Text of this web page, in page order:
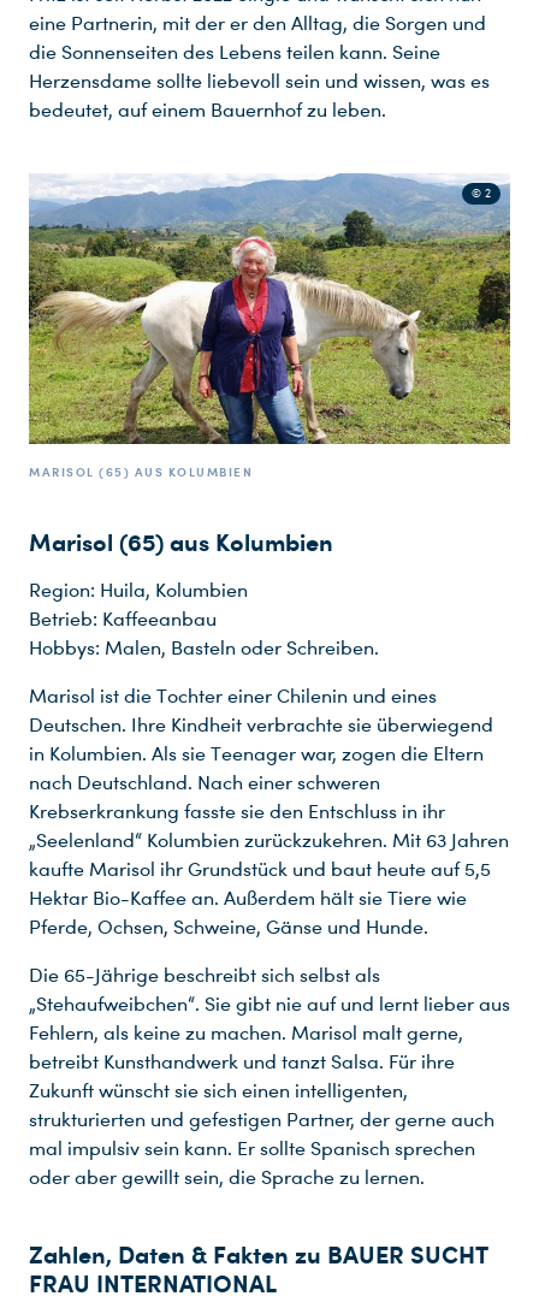
eine Partnerin, mit der er den Alltag, die Sorgen und
die Sonnenseiten des Lebens teilen kann. Seine
Herzensdame sollte liebevoll sein und wissen, was es
bedeutet, auf einem Bauernhof zu leben.
© 2
MARISOL (65) AUS KOLUMBIEN
Marisol (65) aus Kolumbien
Region: Huila, Kolumbien
Betrieb: Kaffeeanbau
Hobbys: Malen, Basteln oder Schreiben.
Marisol ist die Tochter einer Chilenin und eines
Deutschen. Ihre Kindheit verbrachte sie überwiegend
in Kolumbien. Als sie Teenager war, zogen die Eltern
nach Deutschland. Nach einer schweren
Krebserkrankung fasste sie den Entschluss in ihr
„Seelenland“ Kolumbien zurückzukehren. Mit 63 Jahren
kaufte Marisol ihr Grundstück und baut heute auf 5,5
Hektar Bio-Kaffee an. Außerdem hält sie Tiere wie
Pferde, Ochsen, Schweine, Gänse und Hunde.
Die 65-Jährige beschreibt sich selbst als
„Stehaufweibchen“. Sie gibt nie auf und lernt lieber aus
Fehlern, als keine zu machen. Marisol malt gerne,
betreibt Kunsthandwerk und tanzt Salsa. Für ihre
Zukunft wünscht sie sich einen intelligenten,
strukturierten und gefestigen Partner, der gerne auch
mal impulsiv sein kann. Er sollte Spanisch sprechen
oder aber gewillt sein, die Sprache zu lernen.
Zahlen, Daten & Fakten zu BAUER SUCHT
FRAU INTERNATIONAL